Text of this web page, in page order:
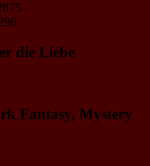
die Liebe
Fantasy, Mystery